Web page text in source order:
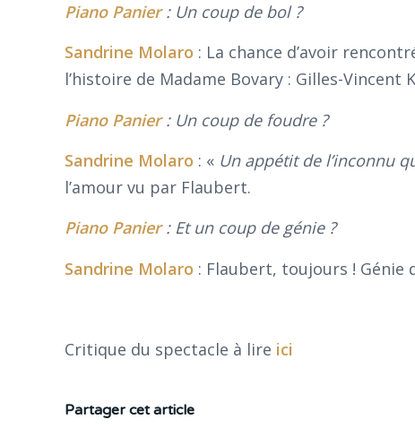
Piano Panier: Un coup de bol ?
Sandrine Molaro : La chance d’avoir
l’histoire de Madame Bovary : Gilles-
Piano Panier: Un coup de foudre ?
Sandrine Molaro : « Un appétit de l’inconnu
l’amour vu par Flaubert.
Piano Panier: Et un coup de génie ?
Sandrine Molaro : Flaubert, toujours ! Génie
Critique du spectacle à lire ici
Partager cet article